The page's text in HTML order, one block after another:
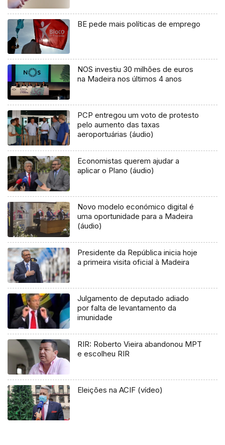
BE pede mais políticas de emprego
NOS investiu 30 milhões de euros
na Madeira nos últimos 4 anos
PCP entregou um voto de protesto
pelo aumento das taxas
aeroportuárias (áudio)
Economistas querem ajudar a
aplicar o Plano (áudio)
Novo modelo económico digital é
uma oportunidade para a Madeira
(áudio)
Presidente da República inicia hoje
a primeira visita oficial à Madeira
Julgamento de deputado adiado
por falta de levantamento da
imunidade
RIR: Roberto Vieira abandonou MPT
e escolheu RIR
Eleições na ACIF (vídeo)